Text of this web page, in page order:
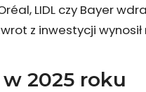
LIDL czy Bayer
z inwestycji wynosił
2025 roku